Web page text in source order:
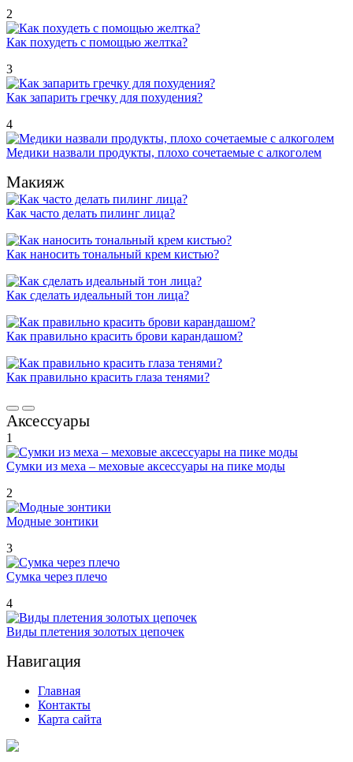
2
Как похудеть с помощью желтка?
3
Как запарить гречку для похудения?
4
Медики назвали продукты, плохо сочетаемые с алкоголем
Макияж
Как часто делать пилинг лица?
Как наносить тональный крем кистью?
Как сделать идеальный тон лица?
Как правильно красить брови карандашом?
Как правильно красить глаза тенями?
Аксессуары
1
Сумки из меха – меховые аксессуары на пике моды
2
Модные зонтики
3
Сумка через плечо
4
Виды плетения золотых цепочек
Навигация
Главная
Контакты
Карта сайта